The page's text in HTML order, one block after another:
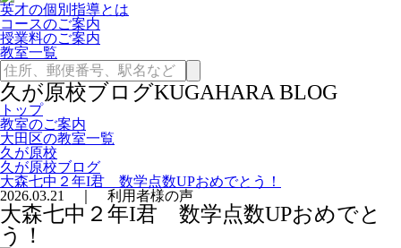
英才の個別指導とは
コースのご案内
授業料のご案内
教室一覧
久が原校ブログKUGAHARA BLOG
トップ
教室のご案内
大田区の教室一覧
久が原校
久が原校ブログ
大森七中２年I君 数学点数UPおめでとう！
2026.03.21 ｜ 利用者様の声
大森七中２年I君 数学点数UPおめでと
う！